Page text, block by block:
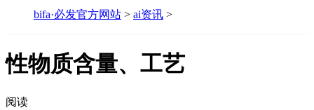
bifa·必发官方网站 > ai资讯 >
性物质含量、工艺
阅读